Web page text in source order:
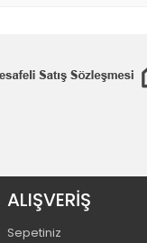
ALIŞVERİŞ
Sepetiniz